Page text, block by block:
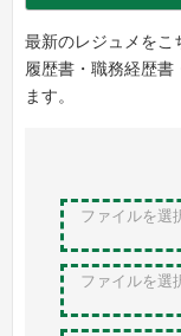
最新のレジュメをこ
履歴書・職務経歴
ます。
ファイルを選
ファイルを選